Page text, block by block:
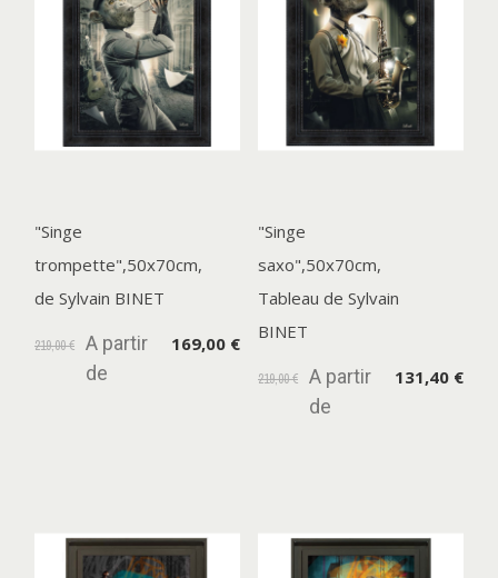
"Singe
trompette",50x70cm,
de Sylvain BINET
219,00 €
A partir
de
169,00 €
"Singe
saxo",50x70cm,
Tableau de Sylvain
BINET
219,00 €
A partir
de
131,40 €